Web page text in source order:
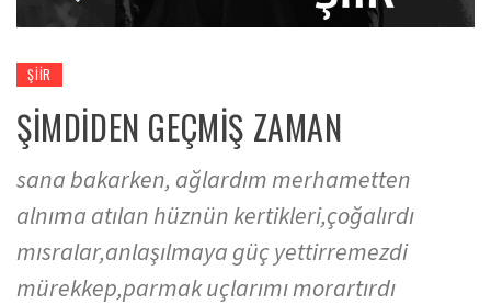
ŞIIR
ŞİMDİDEN GEÇMİŞ ZAMAN
sana bakarken, ağlardım merhametten
alnıma atılan hüznün kertikleri,çoğalırdı
mısralar,anlaşılmaya güç yettirremezdi
mürekkep,parmak uçlarımı morartırdı